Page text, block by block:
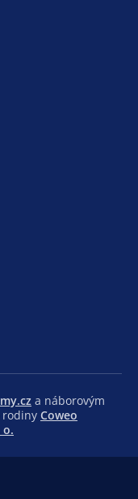
a náborovým
Coweo
o.